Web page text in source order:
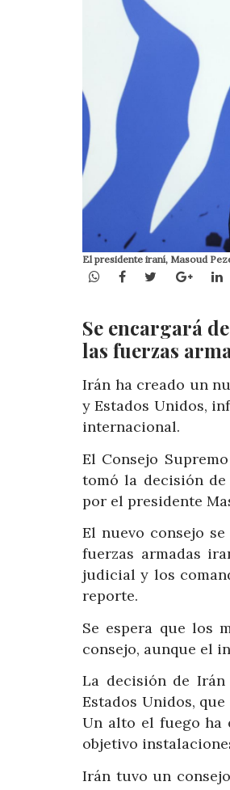
El presidente iraní, Masoud
WhatsApp
Facebook
Twitter
Se encargará
las fuerzas
Irán ha creado un
y Estados Unidos,
internacional.
El Consejo
tomó la decisión de
por el presidente
El nuevo consejo
fuerzas armadas
judicial y los
reporte.
Se espera que los
consejo, aunque el
La decisión de
Estados Unidos,
Un alto el fuego ha
objetivo
Irán tuvo un